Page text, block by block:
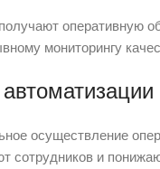
оперативную
мониторингу
осуществление
сотрудников и